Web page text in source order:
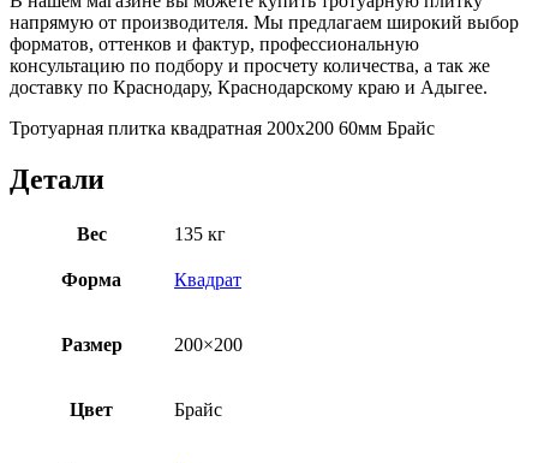
напрямую от производителя. Мы предлагаем широкий выбор
форматов, оттенков и фактур, профессиональную
консультацию по подбору и просчету количества, а так же
доставку по Краснодару, Краснодарскому краю и Адыгее.
Тротуарная плитка квадратная 200х200 60мм Брайс
Детали
Вес 135 кг
Форма Квадрат
Размер 200×200
Цвет Брайс